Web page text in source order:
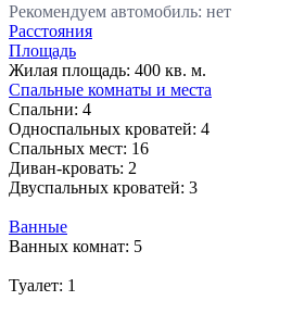
Рекомендуем автомобиль: нет
Расстояния
Площадь
Жилая площадь: 400 кв. м.
Спальные комнаты и места
Спальни: 4
Односпальных кроватей: 4
Спальных мест: 16
Диван-кровать: 2
Двуспальных кроватей: 3
Ванные
Ванных комнат: 5
Туалет: 1